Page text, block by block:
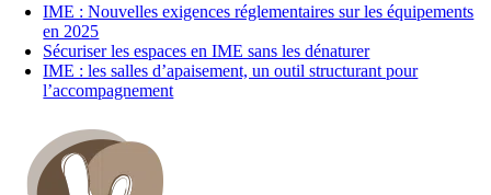
IME : Nouvelles exigences réglementaires sur les équipements
en 2025
Sécuriser les espaces en IME sans les dénaturer
IME : les salles d’apaisement, un outil structurant pour
l’accompagnement